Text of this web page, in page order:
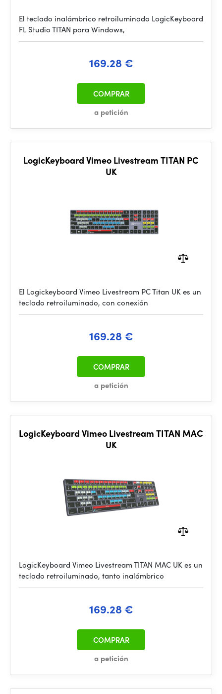
El teclado inalámbrico retroiluminado LogicKeyboard
FL Studio TITAN para Windows,
169.28 €
a petición
COMPRAR
LogicKeyboard Vimeo Livestream TITAN PC
UK
El Logickeyboard Vimeo Livestream PC Titan UK es un
teclado retroiluminado, con conexión
169.28 €
a petición
COMPRAR
LogicKeyboard Vimeo Livestream TITAN MAC
UK
LogicKeyboard Vimeo Livestream TITAN MAC UK es un
teclado retroiluminado, tanto inalámbrico
169.28 €
a petición
COMPRAR